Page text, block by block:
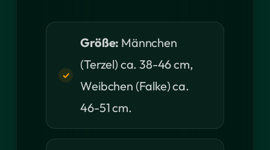
Größe: Männchen
(Terzel) ca. 38-46 cm,
Weibchen (Falke) ca.
46-51 cm.